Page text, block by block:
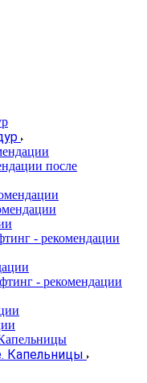
после
- рекомендации
- рекомендации
Капельницы